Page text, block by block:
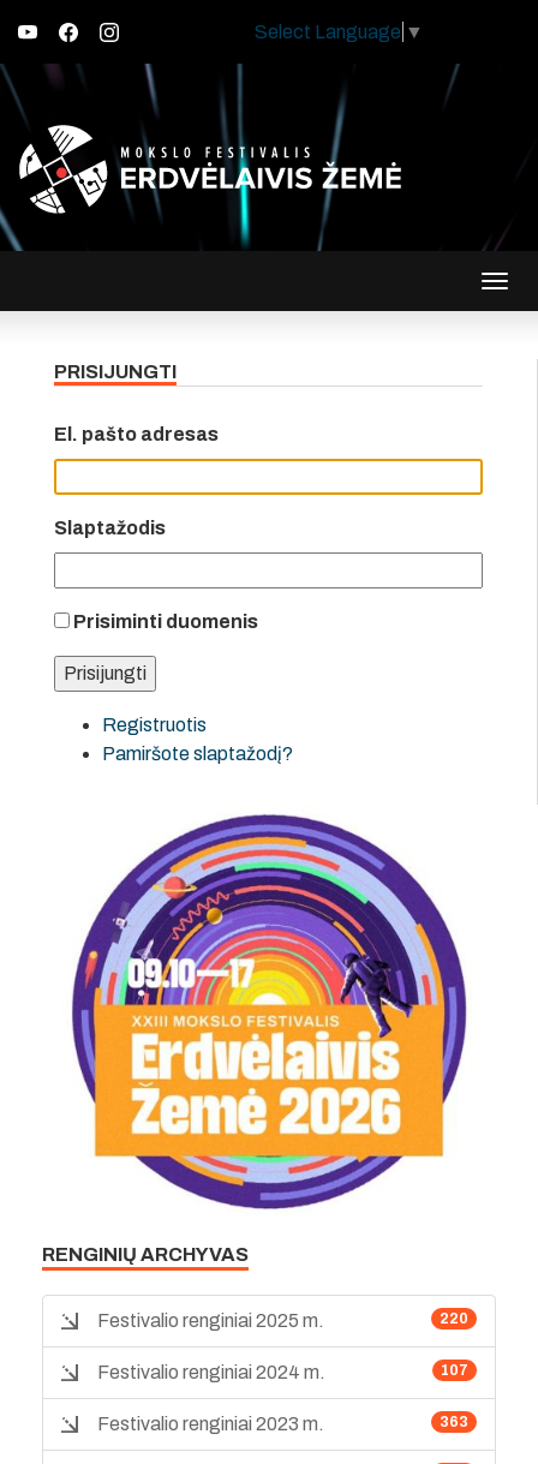
Select Language ▼
PRISIJUNGTI
El. pašto adresas
Slaptažodis
Prisiminti duomenis
Registruotis
Pamiršote slaptažodį?
RENGINIŲ ARCHYVAS
220
Festivalio renginiai 2025 m.
107
Festivalio renginiai 2024 m.
363
Festivalio renginiai 2023 m.